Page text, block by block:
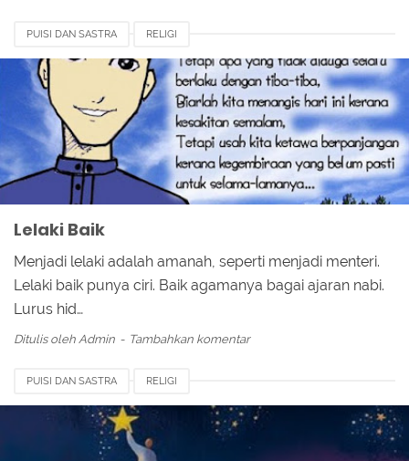
PUISI DAN SASTRA RELIGI
Lelaki Baik
Menjadi lelaki adalah amanah, seperti menjadi menteri.
Lelaki baik punya ciri. Baik agamanya bagai ajaran nabi.
Lurus hid…
Ditulis oleh Admin Tambahkan komentar
PUISI DAN SASTRA RELIGI